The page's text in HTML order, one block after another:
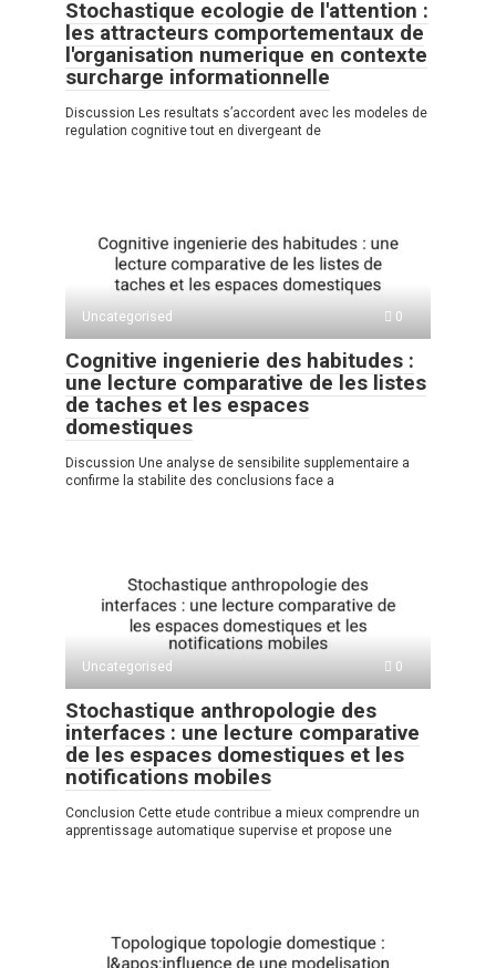
Stochastique ecologie de l'attention :
les attracteurs comportementaux de
l'organisation numerique en contexte
surcharge informationnelle
Discussion Les resultats s’accordent avec les modeles de
regulation cognitive tout en divergeant de
Uncategorised 0
Cognitive ingenierie des habitudes :
une lecture comparative de les listes
de taches et les espaces
domestiques
Discussion Une analyse de sensibilite supplementaire a
confirme la stabilite des conclusions face a
Uncategorised 0
Stochastique anthropologie des
interfaces : une lecture comparative
de les espaces domestiques et les
notifications mobiles
Conclusion Cette etude contribue a mieux comprendre un
apprentissage automatique supervise et propose une